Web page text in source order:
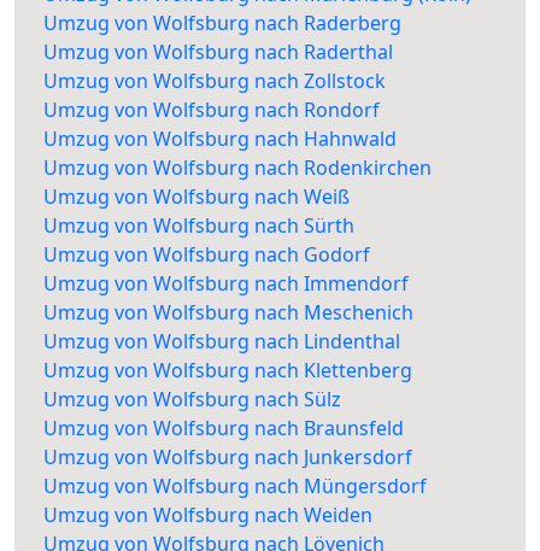
Umzug von Wolfsburg nach Raderberg
Umzug von Wolfsburg nach Raderthal
Umzug von Wolfsburg nach Zollstock
Umzug von Wolfsburg nach Rondorf
Umzug von Wolfsburg nach Hahnwald
Umzug von Wolfsburg nach Rodenkirchen
Umzug von Wolfsburg nach Weiß
Umzug von Wolfsburg nach Sürth
Umzug von Wolfsburg nach Godorf
Umzug von Wolfsburg nach Immendorf
Umzug von Wolfsburg nach Meschenich
Umzug von Wolfsburg nach Lindenthal
Umzug von Wolfsburg nach Klettenberg
Umzug von Wolfsburg nach Sülz
Umzug von Wolfsburg nach Braunsfeld
Umzug von Wolfsburg nach Junkersdorf
Umzug von Wolfsburg nach Müngersdorf
Umzug von Wolfsburg nach Weiden
Umzug von Wolfsburg nach Lövenich